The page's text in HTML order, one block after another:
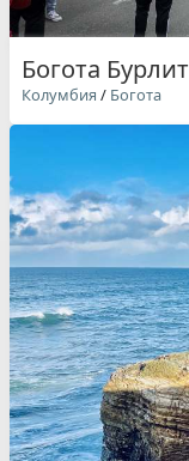
Богота Бурлит
Колумбия / Богота